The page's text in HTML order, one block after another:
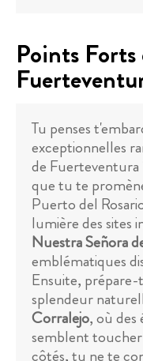
Points Forts
Tu penses
exceptionnelles
de Fuerteventura
que tu te
Puerto del
lumière des sites
Nuestra Señora
emblématiques
Ensuite, prépare-
splendeur
Corralejo, où des
semblent
côtés, tu ne te